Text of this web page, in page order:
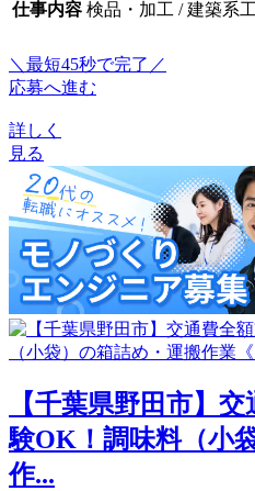
仕事内容 検品・加工 / 建築系
＼最短45秒で完了／
応募へ進む
詳しく
見る
【千葉県野田市】
験OK！調味料（小
作...